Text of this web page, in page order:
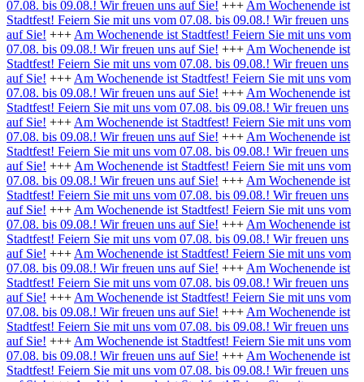
07.08. bis 09.08.! Wir freuen uns auf Sie! +++ Am Wochenende ist
Stadtfest! Feiern Sie mit uns vom 07.08. bis 09.08.! Wir freuen uns
auf Sie! +++ Am Wochenende ist Stadtfest! Feiern Sie mit uns vom
07.08. bis 09.08.! Wir freuen uns auf Sie! +++ Am Wochenende ist
Stadtfest! Feiern Sie mit uns vom 07.08. bis 09.08.! Wir freuen uns
auf Sie! +++ Am Wochenende ist Stadtfest! Feiern Sie mit uns vom
07.08. bis 09.08.! Wir freuen uns auf Sie! +++ Am Wochenende ist
Stadtfest! Feiern Sie mit uns vom 07.08. bis 09.08.! Wir freuen uns
auf Sie! +++ Am Wochenende ist Stadtfest! Feiern Sie mit uns vom
07.08. bis 09.08.! Wir freuen uns auf Sie! +++ Am Wochenende ist
Stadtfest! Feiern Sie mit uns vom 07.08. bis 09.08.! Wir freuen uns
auf Sie! +++ Am Wochenende ist Stadtfest! Feiern Sie mit uns vom
07.08. bis 09.08.! Wir freuen uns auf Sie! +++ Am Wochenende ist
Stadtfest! Feiern Sie mit uns vom 07.08. bis 09.08.! Wir freuen uns
auf Sie! +++ Am Wochenende ist Stadtfest! Feiern Sie mit uns vom
07.08. bis 09.08.! Wir freuen uns auf Sie! +++ Am Wochenende ist
Stadtfest! Feiern Sie mit uns vom 07.08. bis 09.08.! Wir freuen uns
auf Sie! +++ Am Wochenende ist Stadtfest! Feiern Sie mit uns vom
07.08. bis 09.08.! Wir freuen uns auf Sie! +++ Am Wochenende ist
Stadtfest! Feiern Sie mit uns vom 07.08. bis 09.08.! Wir freuen uns
auf Sie! +++ Am Wochenende ist Stadtfest! Feiern Sie mit uns vom
07.08. bis 09.08.! Wir freuen uns auf Sie! +++ Am Wochenende ist
Stadtfest! Feiern Sie mit uns vom 07.08. bis 09.08.! Wir freuen uns
auf Sie! +++ Am Wochenende ist Stadtfest! Feiern Sie mit uns vom
07.08. bis 09.08.! Wir freuen uns auf Sie! +++ Am Wochenende ist
Stadtfest! Feiern Sie mit uns vom 07.08. bis 09.08.! Wir freuen uns